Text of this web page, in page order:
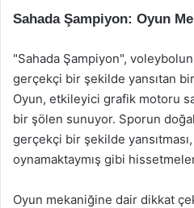
Sahada Şampiyon: Oyun
"Sahada Şampiyon",
gerçekçi bir şekilde yansıtan
Oyun, etkileyici grafik motoru
bir şölen sunuyor. Sporun
gerçekçi bir şekilde
oynamaktaymış gibi
Oyun mekaniğine dair dikkat